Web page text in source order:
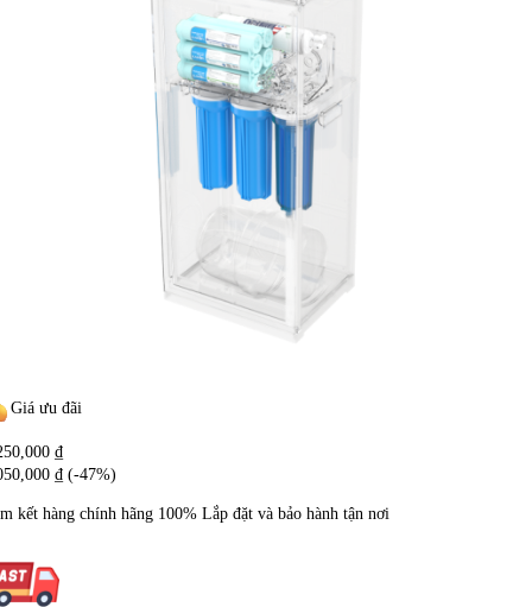
Giá ưu đãi
₫
₫ (-47%)
kết hàng chính hãng 100% Lắp đặt và bảo hành tận nơi